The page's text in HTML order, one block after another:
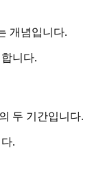
개념입니다.
니다.
두 기간입니다.
.